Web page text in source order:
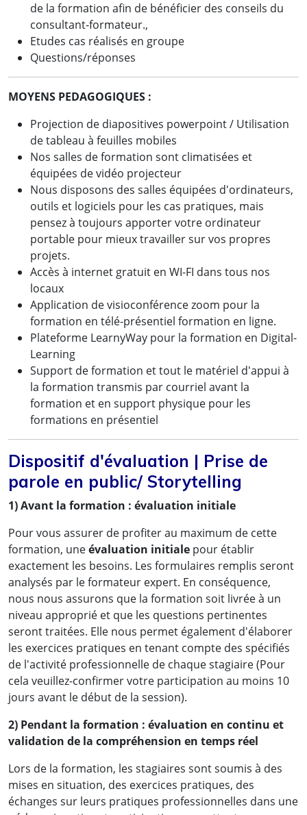
de la formation afin de bénéficier des conseils du
consultant-formateur.,
Etudes cas réalisés en groupe
Questions/réponses
MOYENS PEDAGOGIQUES :
Projection de diapositives powerpoint / Utilisation
de tableau à feuilles mobiles
Nos salles de formation sont climatisées et
équipées de vidéo projecteur
Nous disposons des salles équipées d'ordinateurs,
outils et logiciels pour les cas pratiques, mais
pensez à toujours apporter votre ordinateur
portable pour mieux travailler sur vos propres
projets.
Accès à internet gratuit en WI-FI dans tous nos
locaux
Application de visioconférence zoom pour la
formation en télé-présentiel formation en ligne.
Plateforme LearnyWay pour la formation en Digital-
Learning
Support de formation et tout le matériel d'appui à
la formation transmis par courriel avant la
formation et en support physique pour les
formations en présentiel
Dispositif d'évaluation | Prise de
parole en public/ Storytelling
1) Avant la formation : évaluation initiale
Pour vous assurer de profiter au maximum de cette
formation, uneévaluation initiale pour établir
exactement les besoins. Les formulaires remplis seront
analysés par le formateur expert. En conséquence,
nous nous assurons que la formation soit livrée à un
niveau approprié et que les questions pertinentes
seront traitées. Elle nous permet également d'élaborer
les exercices pratiques en tenant compte des spécifiés
de l'activité professionnelle de chaque stagiaire (Pour
cela veuillez-confirmer votre participation au moins 10
jours avant le début de la session).
2) Pendant la formation : évaluation en continu et
validation de la compréhension en temps réel
Lors de la formation, les stagiaires sont soumis à des
mises en situation, des exercices pratiques, des
échanges sur leurs pratiques professionnelles dans une